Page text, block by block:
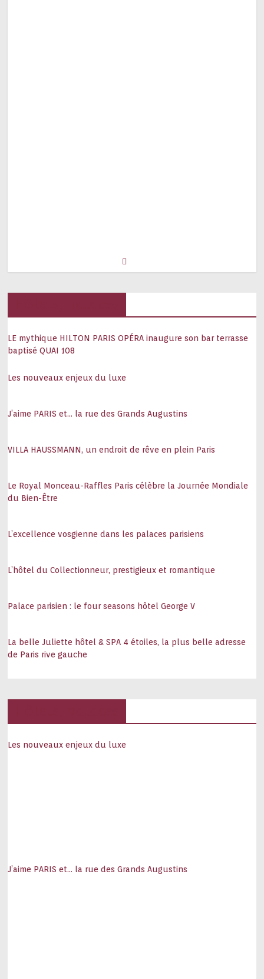
LE mythique HILTON PARIS OPÉRA inaugure son bar terrasse
baptisé QUAI 108
Les nouveaux enjeux du luxe
J’aime PARIS et… la rue des Grands Augustins
VILLA HAUSSMANN, un endroit de rêve en plein Paris
Le Royal Monceau-Raffles Paris célèbre la Journée Mondiale
du Bien-Être
L’excellence vosgienne dans les palaces parisiens
L’hôtel du Collectionneur, prestigieux et romantique
Palace parisien : le four seasons hôtel George V
La belle Juliette hôtel & SPA 4 étoiles, la plus belle adresse
de Paris rive gauche
Les nouveaux enjeux du luxe
J’aime PARIS et… la rue des Grands Augustins